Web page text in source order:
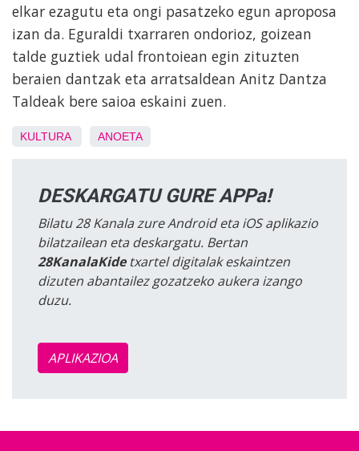
elkar ezagutu eta ongi pasatzeko egun aproposa
izan da. Eguraldi txarraren ondorioz, goizean
talde guztiek udal frontoiean egin zituzten
beraien dantzak eta arratsaldean Anitz Dantza
Taldeak bere saioa eskaini zuen.
KULTURA ANOETA
DESKARGATU GURE APPa!
Bilatu 28 Kanala zure Android eta iOS aplikazio
bilatzailean eta deskargatu. Bertan
28KanalaKidetxartel digitalak eskaintzen
dizuten abantailez gozatzeko aukera izango
duzu.
APLIKAZIOA